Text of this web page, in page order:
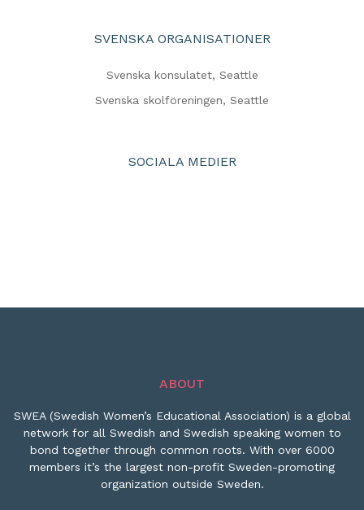
SVENSKA ORGANISATIONER
Svenska konsulatet, Seattle
Svenska skolföreningen, Seattle
SOCIALA MEDIER
ABOUT
SWEA (Swedish Women’s Educational Association) is a global
network for all Swedish and Swedish speaking women to
bond together through common roots. With over 6000
members it’s the largest non-profit Sweden-promoting
organization outside Sweden.